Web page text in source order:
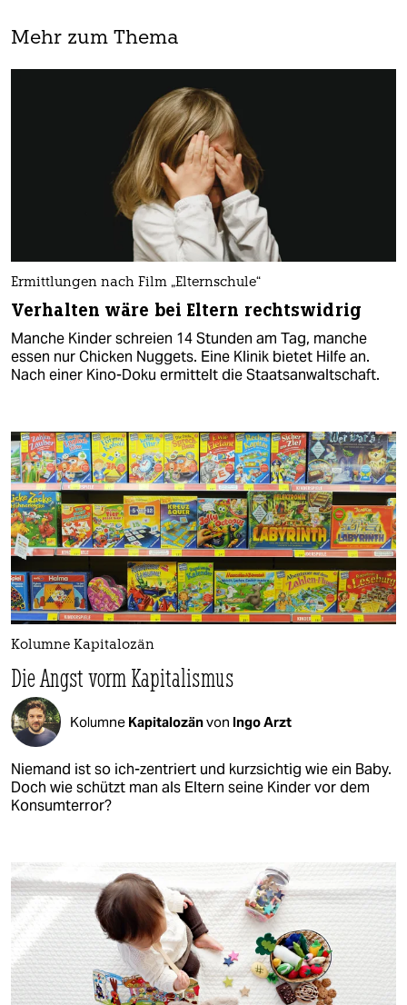
Mehr zum Thema
Ermittlungen nach Film „Elternschule“
Verhalten wäre bei Eltern rechtswidrig
Manche Kinder schreien 14 Stunden am Tag, manche
essen nur Chicken Nuggets. Eine Klinik bietet Hilfe an.
Nach einer Kino-Doku ermittelt die Staatsanwaltschaft.
Kolumne Kapitalozän
Die Angst vorm Kapitalismus
Kolumne Kapitalozänvon Ingo Arzt
Niemand ist so ich-zentriert und kurzsichtig wie ein Baby.
Doch wie schützt man als Eltern seine Kinder vor dem
Konsumterror?